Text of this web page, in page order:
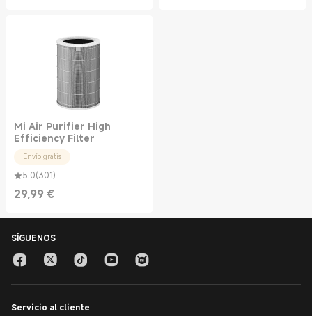
Mi Air Purifier High
Efficiency Filter
Envío gratis
5.0(301)
29,99 €
Current Price €29.99
SÍGUENOS
Servicio al cliente